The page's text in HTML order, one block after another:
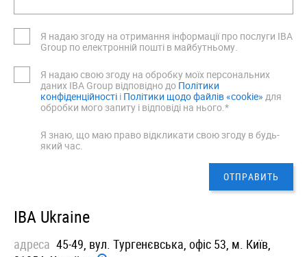
Я надаю згоду на отримання інформації про послуги IBA
Group по електронній пошті в майбутньому.
Я надаю свою згоду на обробку моїх персональних
даних IBA Group відповідно до Політики
конфіденційності i Політики щодо файлів «cookie» для
обробки мого запиту і відповіді на нього.*
Я знаю, що маю право відкликати свою згоду в будь-
який час.
IBA Ukraine
адреса 45-49, вул. Тургенєвська, офiс 53, м. Київ,